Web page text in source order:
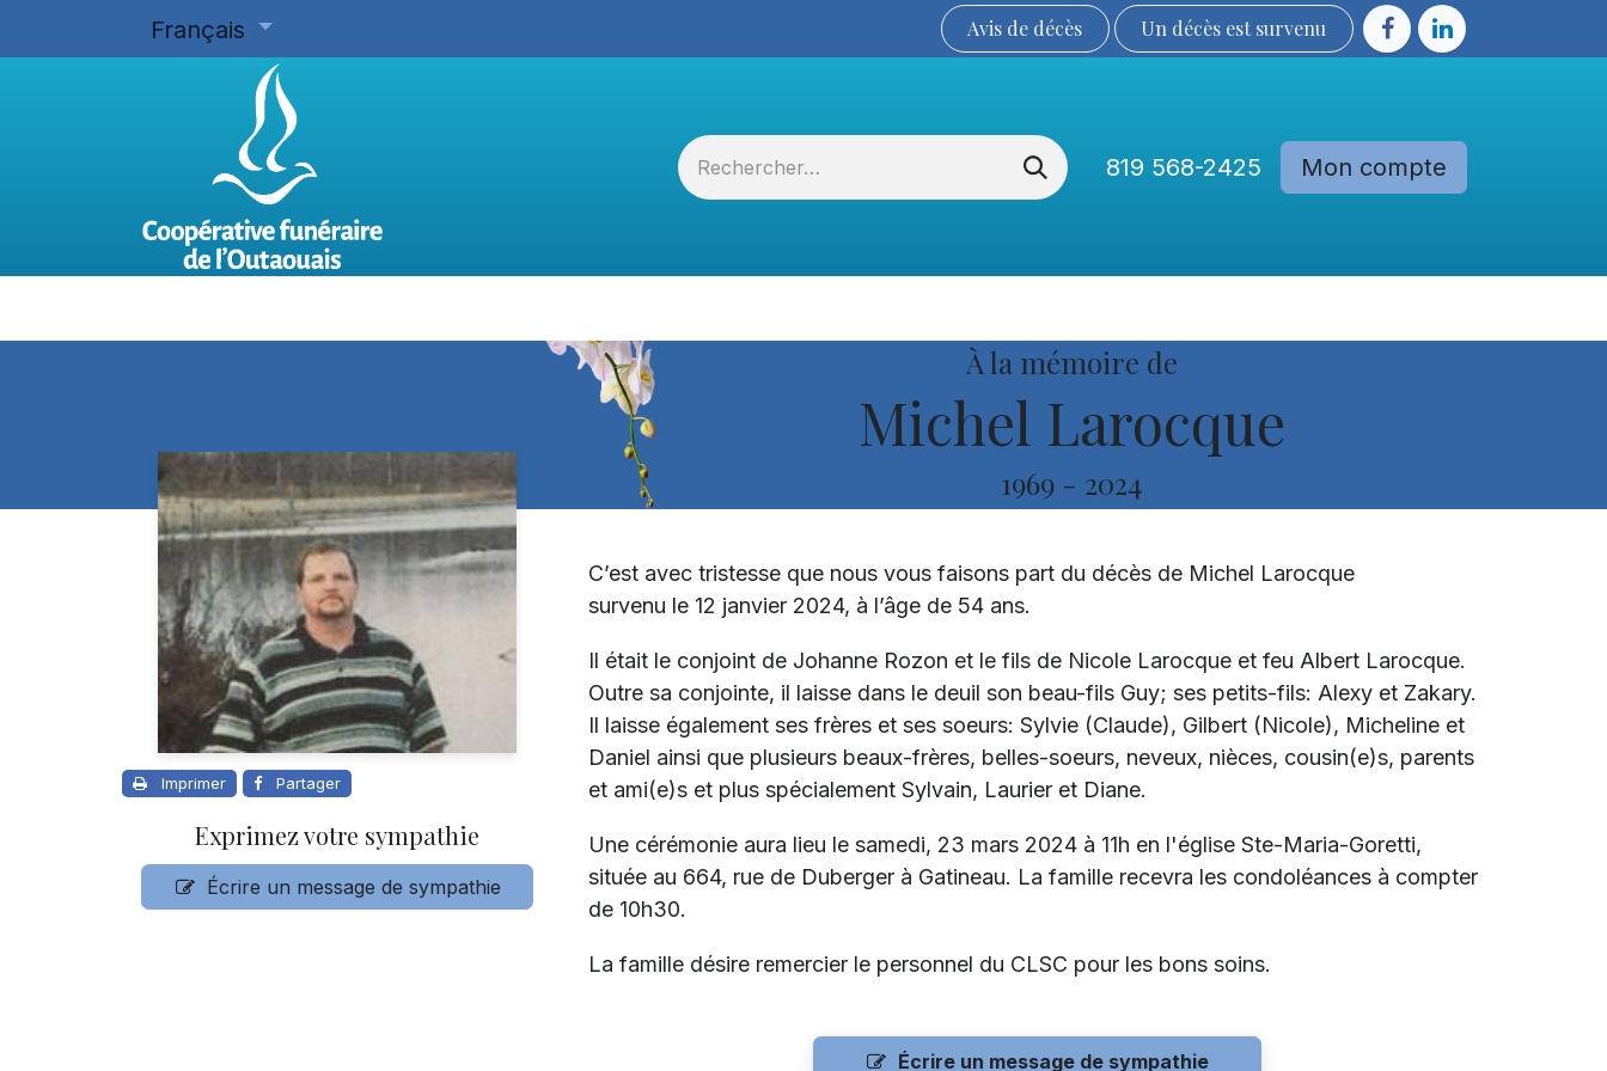
Français Avis de décès Un décès est sur​​​​​​​​ve​nu​​​​​​​​​​
819 568-2425 Mon compte
À la mémoire de
Michel Larocque
1969 - 2024
Imprimer Partager
Exprimez votre sympathie
Écrire un message de sympathie
C’est avec tristesse que nous vous faisons part du décès de Michel Larocque
survenu le 12 janvier 2024, à l’âge de 54 ans.
Il était le conjoint de Johanne Rozon et le fils de Nicole Larocque et feu Albert Larocque.
Outre sa conjointe, il laisse dans le deuil son beau-fils Guy; ses petits-fils: Alexy et Zakary.
Il laisse également ses frères et ses soeurs: Sylvie (Claude), Gilbert (Nicole), Micheline et
Daniel ainsi que plusieurs beaux-frères, belles-soeurs, neveux, nièces, cousin(e)s, parents
et ami(e)s et plus spécialement Sylvain, Laurier et Diane.
Une cérémonie aura lieu le samedi, 23 mars 2024 à 11h en l'église Ste-Maria-Goretti,
située au 664, rue de Duberger à Gatineau. La famille recevra les condoléances à compter
de 10h30.
La famille désire remercier le personnel du CLSC pour les bons soins.
Écrire un message de sympathie